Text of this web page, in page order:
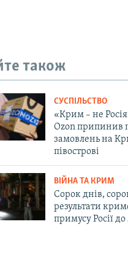
також
СУСПІЛЬСТВО
«Крим – не
Ozon припинив
замовлень на
півострові
ВІЙНА ТА КРИМ
Сорок днів,
результати
примусу Росії